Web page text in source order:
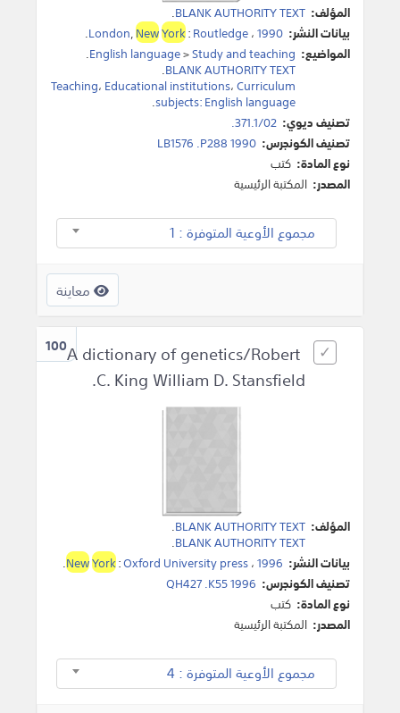
المؤلف: BLANK AUTHORITY TEXT
.
بيانات النشر:
London,NewYork:Routledge،1990
.
المواضيع:
English language>Study and teaching
.
BLANK AUTHORITY TEXT
.
Teaching، Educational institutions،Curriculum
subjects: English language
.
تصنيف ديوي: 371.1/02.
تصنيف الكونجرس: LB1576 .P288 1990
نوع المادة: كتب
المصدر: المكتبة الرئيسية
مجموع الأوعية المتوفرة : 1
معاينة
100A dictionary of genetics/Robert
C. King William D. Stansfield.
المؤلف: BLANK AUTHORITY TEXT
.
BLANK AUTHORITY TEXT
.
بيانات النشر:
NewYork:Oxford University press،1996
.
تصنيف الكونجرس: QH427 .K55 1996
نوع المادة: كتب
المصدر: المكتبة الرئيسية
مجموع الأوعية المتوفرة : 4